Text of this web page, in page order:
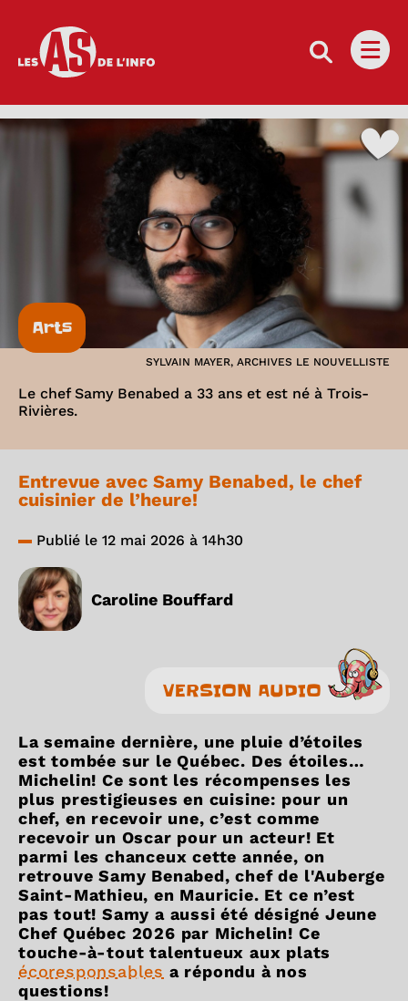
Les as de l'info
Arts
SYLVAIN MAYER, ARCHIVES LE NOUVELLISTE
Le chef Samy Benabed a 33 ans et est né à Trois-
Rivières.
Entrevue avec Samy Benabed, le chef
cuisinier de l’heure!
Publié le 12 mai 2026 à 14h30
Caroline Bouffard
VERSION AUDIO
La semaine dernière, une pluie d’étoiles
est tombée sur le Québec. Des étoiles…
Michelin! Ce sont les récompenses les
plus prestigieuses en cuisine: pour un
chef, en recevoir une, c’est comme
recevoir un Oscar pour un acteur! Et
parmi les chanceux cette année, on
retrouve Samy Benabed, chef de l'Auberge
Saint-Mathieu, en Mauricie. Et ce n’est
pas tout! Samy a aussi été désigné Jeune
Chef Québec 2026 par Michelin! Ce
touche-à-tout talentueux aux plats
écoresponsables a répondu à nos
questions!